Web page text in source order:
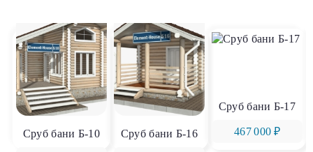
Сруб бани Б-10 Сруб бани Б-16
Сруб бани Б-17
467 000 ₽